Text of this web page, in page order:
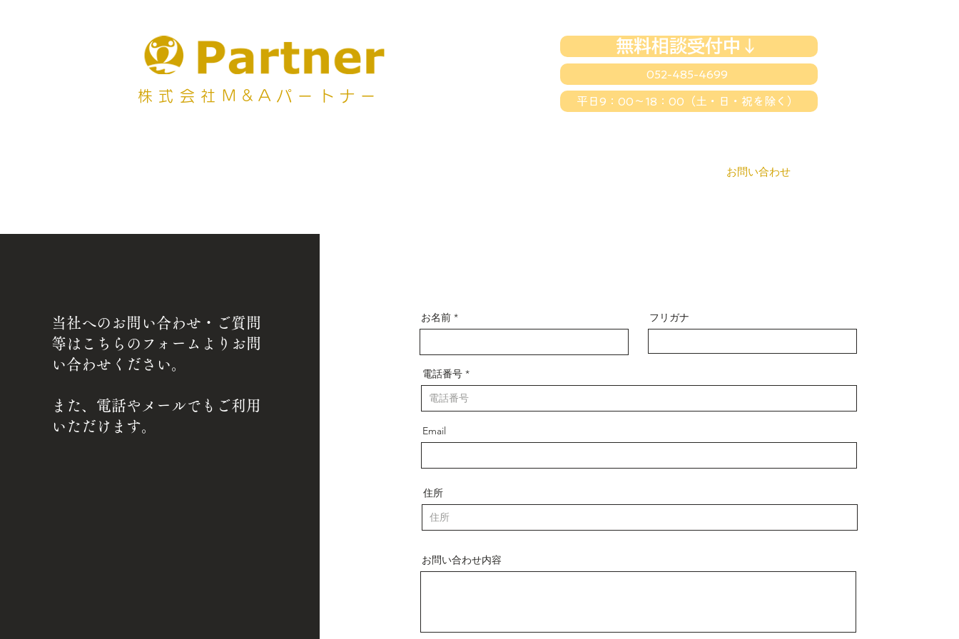
株式会社M&Aパートナー
無料相談受付中↓
052-485-4699
平日9：00～18：00（土・日・祝を除く）
お問い合わせ
当社へのお問い合わせ・ご質問
等はこちらのフォームよりお問
い合わせください。
​また、電話やメールでもご利用
いただけます。
お名前 フリガナ
電話番号
Email
住所
お問い合わせ内容